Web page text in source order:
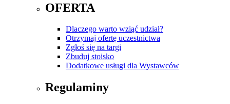
OFERTA
Dlaczego warto wziąć udział?
Otrzymaj ofertę uczestnictwa
Zgłoś się na targi
Zbuduj stoisko
Dodatkowe usługi dla Wystawców
Regulaminy